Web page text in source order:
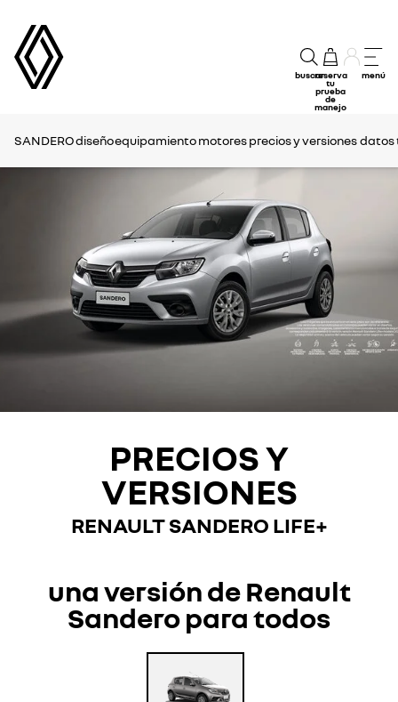
buscarreserva
tu
prueba
de
manejo
menú
SANDEROdiseñoequipamientomotores precios y versionesdatos
PRECIOS Y
VERSIONES
RENAULT SANDERO LIFE+
una versión de Renault
Sandero para todos